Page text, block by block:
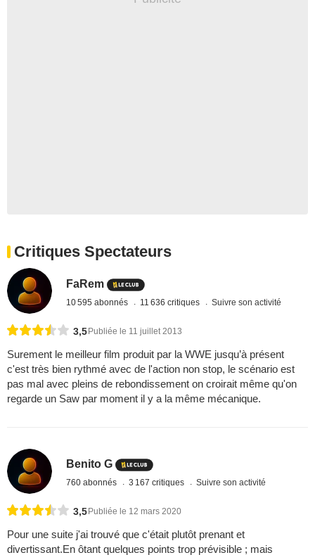
Critiques Spectateurs
FaRem
10 595 abonnés 11 636 critiques Suivre son activité
3,5Publiée le 11 juillet 2013
Surement le meilleur film produit par la WWE jusqu’à présent
c'est très bien rythmé avec de l'action non stop, le scénario est
pas mal avec pleins de rebondissement on croirait même qu'on
regarde un Saw par moment il y a la même mécanique.
Benito G
760 abonnés 3 167 critiques Suivre son activité
3,5 Publiée le 12 mars 2020
Pour une suite j'ai trouvé que c'était plutôt prenant et
divertissant.En ôtant quelques points trop prévisible ; mais